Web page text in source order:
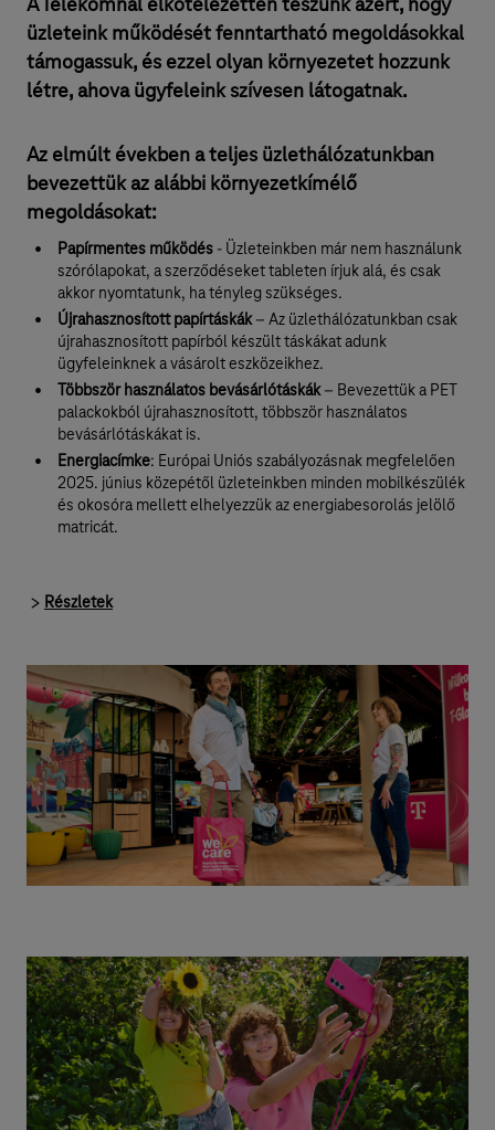
A Telekomnál elkötelezetten teszünk azért, hogy
üzleteink működését fenntartható megoldásokkal
támogassuk, és ezzel olyan környezetet hozzunk
létre, ahova ügyfeleink szívesen látogatnak.
Az elmúlt években a teljes üzlethálózatunkban
bevezettük az alábbi környezetkímélő
megoldásokat:
Papírmentes működés - Üzleteinkben már nem használunk
szórólapokat, a szerződéseket tableten írjuk alá, és csak
akkor nyomtatunk, ha tényleg szükséges.
Újrahasznosított papírtáskák– Az üzlethálózatunkban csak
újrahasznosított papírból készült táskákat adunk
ügyfeleinknek a vásárolt eszközeikhez.
Többször használatos bevásárlótáskák– Bevezettük a PET
palackokból újrahasznosított, többször használatos
bevásárlótáskákat is.
Energiacímke: Európai Uniós szabályozásnak megfelelően
2025. június közepétől üzleteinkben minden mobilkészülék
és okosóra mellett elhelyezzük az energiabesorolás jelölő
matricát.
Részletek